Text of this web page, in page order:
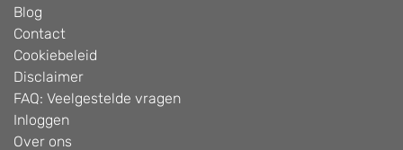
Blog
Contact
Cookiebeleid
Disclaimer
FAQ: Veelgestelde vragen
Inloggen
Over ons